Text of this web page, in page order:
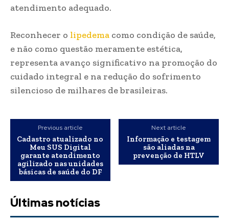
atendimento adequado.
Reconhecer o lipedema como condição de saúde,
e não como questão meramente estética,
representa avanço significativo na promoção do
cuidado integral e na redução do sofrimento
silencioso de milhares de brasileiras.
Previous article
Cadastro atualizado no
Meu SUS Digital
garante atendimento
agilizado nas unidades
básicas de saúde do DF
Next article
Informação e testagem
são aliadas na
prevenção de HTLV
Últimas notícias